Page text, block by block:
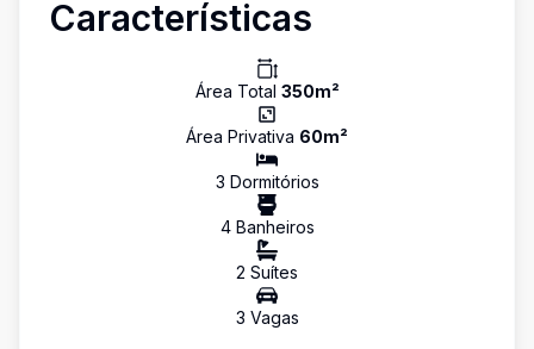
Características
Área Total 350m²
Área Privativa 60m²
3 Dormitórios
4Banheiros
2 Suítes
3 Vagas